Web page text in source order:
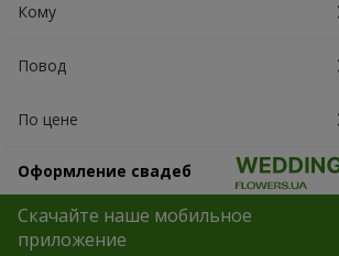
Кому
Повод
По цене
Оформление свадеб
Скачайте наше мобильное
приложение